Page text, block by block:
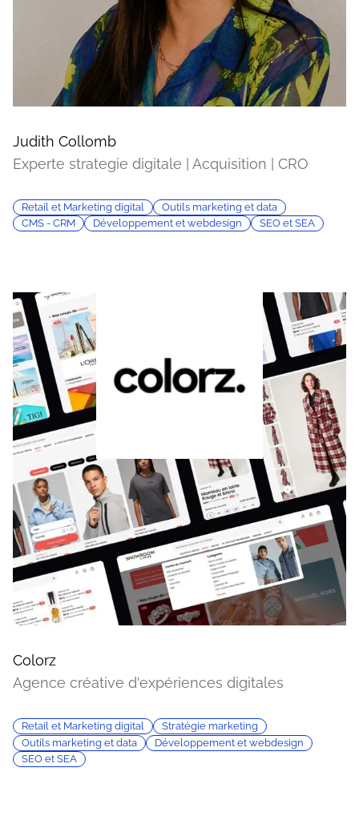
Judith Collomb
Experte strategie digitale | Acquisition | CRO
Retail et Marketing digital
Outils marketing et data
CMS - CRM
Développement et webdesign SEO et SEA
Colorz
Agence créative d'expériences digitales
Retail et Marketing digital
Stratégie marketing
Outils marketing et data
Développement et webdesign
SEO et SEA